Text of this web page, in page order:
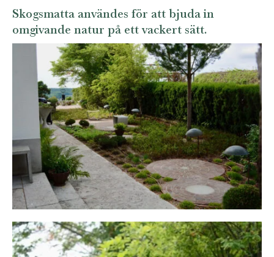
Skogsmatta användes för att bjuda in
omgivande natur på ett vackert sätt.